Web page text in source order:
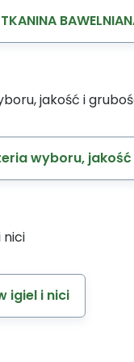
jakość i
wyboru,
nici
igiel i nici